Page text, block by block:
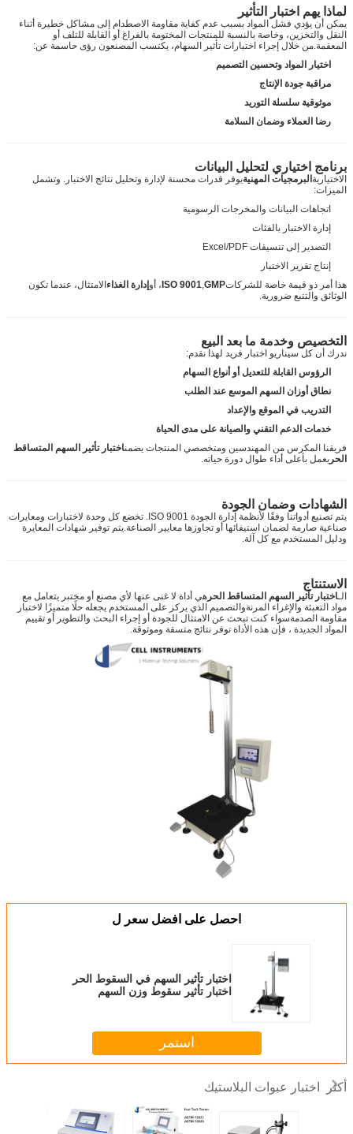
لماذا يهم اختبار التأثير
يمكن أن يؤدي فشل المواد بسبب عدم كفاية مقاومة الاصطدام إلى مشاكل خطيرة أثناء
النقل والتخزين، وخاصة بالنسبة للمنتجات المختومة بالفراغ أو القابلة للتلف أو
المعقمة.من خلال إجراء اختبارات تأثير السهام، يكتسب المصنعون رؤى حاسمة عن:
اختيار المواد وتحسين التصميم
مراقبة جودة الإنتاج
موثوقية سلسلة التوريد
رضا العملاء وضمان السلامة
برنامج اختياري لتحليل البيانات
الاختياريةالبرمجيات المهنيةيوفر قدرات محسنة لإدارة وتحليل نتائج الاختبار. وتشمل
الميزات:
اتجاهات البيانات والمخرجات الرسومية
إدارة الاختبار بالفئات
التصدير إلى تنسيقات Excel/PDF
إنتاج تقرير الاختبار
هذا أمر ذو قيمة خاصة للشركات
ISO 9001,GMP ، أوإدارة الغذاءالامتثال، عندما تكون
الوثائق والتتبع ضرورية.
التخصيص وخدمة ما بعد البيع
ندرك أن كل سيناريو اختبار فريد لهذا نقدم:
الرؤوس القابلة للتعديل أو أنواع السهام
نطاق أوزان السهم الموسع عند الطلب
التدريب في الموقع والإعداد
خدمات الدعم التقني والصيانة على مدى الحياة
فريقنا المكرس من المهندسين ومتخصصي المنتجات يضمناختبار تأثير السهم المتساقط
الحر يعمل بأعلى أداء طوال دورة حياته.
الشهادات وضمان الجودة
يتم تصنيع أدواتنا وفقًا لأنظمة إدارة الجودة ISO 9001. تخضع كل وحدة لاختبارات ومعايرات
صناعية صارمة لضمان استيفائها أو تجاوزها معايير الصناعة.يتم توفير شهادات المعايرة
ودليل المستخدم مع كل آلة.
الاستنتاج
الـاختبار تأثير السهم المتساقط الحر هي أداة لا غنى عنها لأي مصنع أو مختبر يتعامل مع
مواد التعبئة والإغراء المرنةوالتصميم الذي يركز على المستخدم يجعله حلًا متميزًا لاختبار
مقاومة الصدمةسواء كنت تبحث عن الامتثال للجودة أو إجراء البحث والتطوير أو تقييم
المواد الجديدة ، فإن هذه الأداة توفر نتائج متسقة وموثوقة.
احصل على افضل سعر ل
اختبار تأثير السهم في السقوط الحر
اختبار تأثير سقوط وزن السهم
استمر
أكثر اختبار عبوات البلاستيك